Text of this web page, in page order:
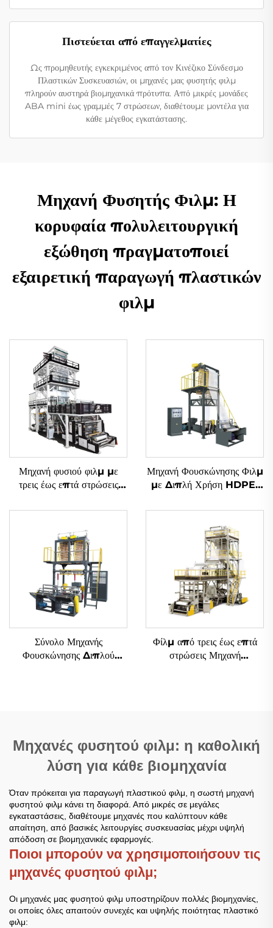
Πιστεύεται από επαγγελματίες
Ως προμηθευτής εγκεκριμένος από τον Κινέζικο Σύνδεσμο
Πλαστικών Συσκευασιών, οι μηχανές μας φυσητής φιλμ
πληρούν αυστηρά βιομηχανικά πρότυπα. Από μικρές μονάδες
ABA mini έως γραμμές 7 στρώσεων, διαθέτουμε μοντέλα για
κάθε μέγεθος εγκατάστασης.
Μηχανή Φυσητής Φιλμ: Η
κορυφαία πολυλειτουργική
εξώθηση πραγματοποιεί
εξαιρετική παραγωγή πλαστικών
φιλμ
Μηχανή φυσιού φιλμ με
τρεις έως επτά στρώσεις
Μηχανή Φουσκώνησης Φιλμ
με Διπλή Χρήση HDPE-
Σύνολο Μηχανής
Φουσκώνησης Διπλού
Φίλμ από τρεις έως επτά
στρώσεις Μηχανή
Μηχανές φυσητού φιλμ: η καθολική
λύση για κάθε βιομηχανία
Όταν πρόκειται για παραγωγή πλαστικού φιλμ, η σωστή μηχανή
φυσητού φιλμ κάνει τη διαφορά. Από μικρές σε μεγάλες
εγκαταστάσεις, διαθέτουμε μηχανές που καλύπτουν κάθε
απαίτηση, από βασικές λειτουργίες συσκευασίας μέχρι υψηλή
απόδοση σε βιομηχανικές εφαρμογές.
Ποιοι μπορούν να χρησιμοποιήσουν τις
μηχανές φυσητού φιλμ;
Οι μηχανές μας φυσητού φιλμ υποστηρίζουν πολλές βιομηχανίες,
οι οποίες όλες απαιτούν συνεχές και υψηλής ποιότητας πλαστικό
φιλμ: